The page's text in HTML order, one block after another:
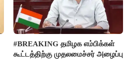
#BREAKING தமிழக எம்பிக்கள்
கூட்டத்திற்கு முதலமைச்சர் அழைப்பு